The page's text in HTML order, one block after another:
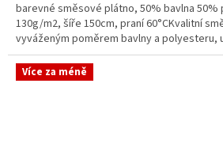
barevné směsové plátno, 50% bavlna
130g/m2, šíře 150cm, praní 60°CKvalitní
vyváženým poměrem bavlny a polyesteru,
Více za méně